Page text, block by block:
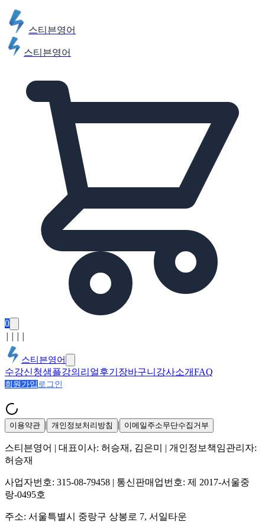
스티븐영어
스티븐영어
0
스티븐영어
수강신청샘플강의 리얼후기 장바구니 강사소개FAQ
회원가입 로그인
이용약관 | 개인정보처리방침 | 이메일주소무단수집거부
스티븐영어 | 대표이사: 허승재, 김은미
| 개인정보책임관리자:
허승재
사업자번호: 315-08-79458 | 통신판매업번호: 제 2017-서울중
랑-0495호
주소: 서울특별시 중랑구 상봉로 7, 서일타운